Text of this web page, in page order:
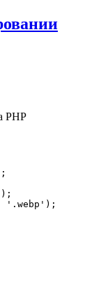
PHP
'.webp');